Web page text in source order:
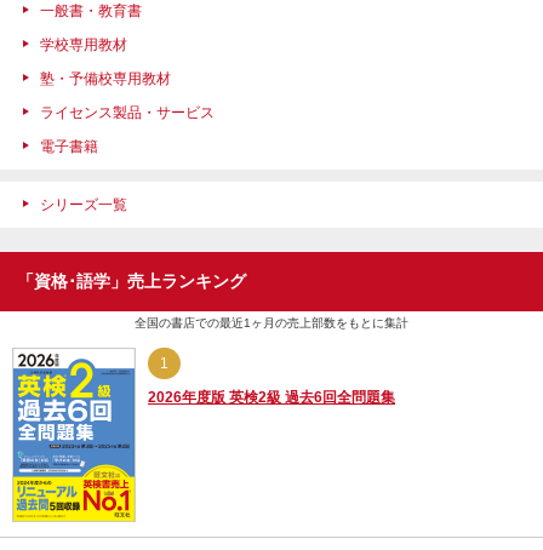
一般書・教育書
学校専用教材
塾・予備校専用教材
ライセンス製品・サービス
電子書籍
シリーズ一覧
「資格･語学」売上ランキング
全国の書店での最近1ヶ月の売上部数をもとに集計
1
2026年度版 英検2級 過去6回全問題集